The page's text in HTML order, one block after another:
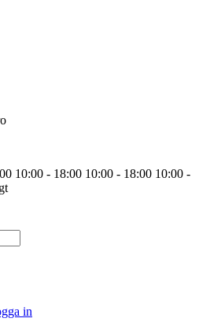
10:00 - 18:00 10:00 - 18:00 10:00 -
in